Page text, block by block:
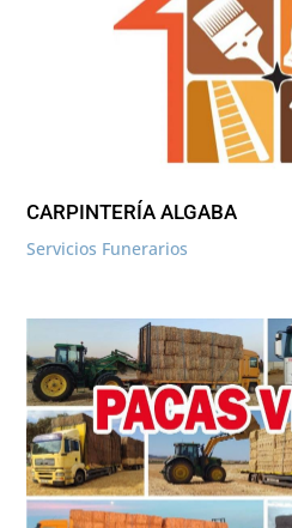
CARPINTERÍA ALGABA
Servicios Funerarios